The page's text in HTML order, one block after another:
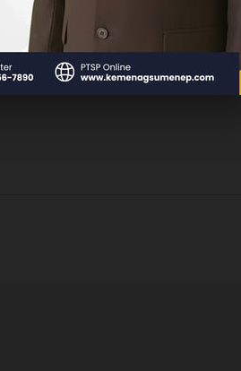
sembuhkan raga,
menjadi sarana pelayanan
fisik sekaligus